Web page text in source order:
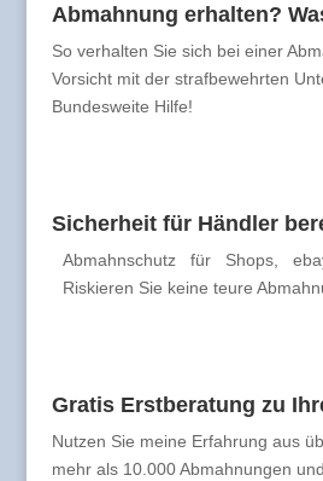
Abmahnung erhalten?
So verhalten Sie sich bei einer
Vorsicht mit der strafbewehrten
Bundesweite Hilfe!
Sicherheit für Händler
Abmahnschutz für Shops,
Riskieren Sie keine teure
Gratis Erstberatung zu
Nutzen Sie meine Erfahrung aus
mehr als 10.000 Abmahnungen